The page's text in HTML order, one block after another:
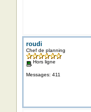
roudi
Chef de planning
Hors ligne
Messages: 411